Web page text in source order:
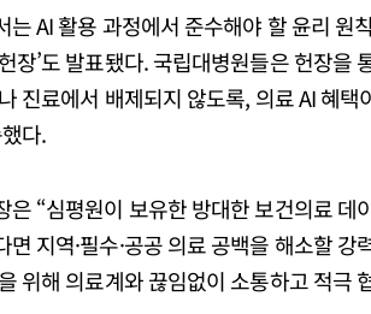
는 AI 활용 과정에서 준수해야 할 윤리 원
장’도 발표됐다. 국립대병원들은 헌장을
진료에서 배제되지 않도록, 의료 AI 혜
다.
은 “심평원이 보유한 방대한 보건의료 데
면 지역·필수·공공 의료 공백을 해소할
위해 의료계와 끊임없이 소통하고 적극